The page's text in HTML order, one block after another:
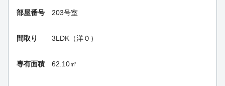
部屋番号 203号室
間取り 3LDK（洋０）
専有面積 62.10㎡